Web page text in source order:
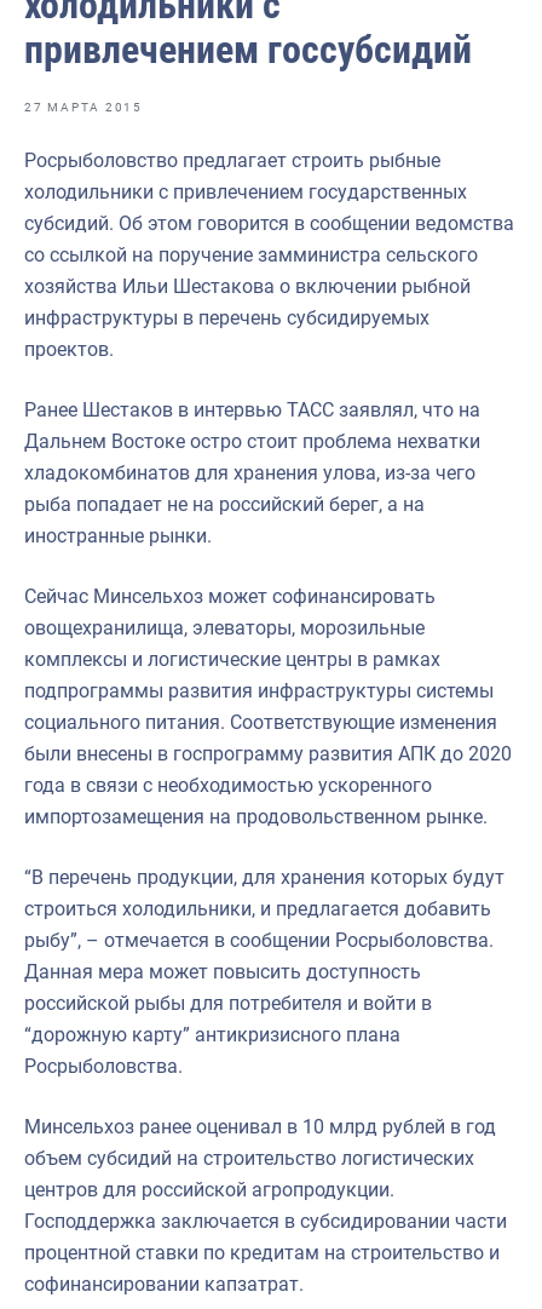
Отраслевые СМИ
Выставки и конференции
Научно-практическая литература
Рыбоохрана России
Отрасль в цифрах
Инфографика
Большая африканская экспедиция
привлечением госсубсидий
27 МАРТА 2015
Росрыболовство предлагает строить рыбные
холодильники с привлечением государственных
субсидий. Об этом говорится в сообщении ведомства
со ссылкой на поручение замминистра сельского
хозяйства Ильи Шестакова о включении рыбной
инфраструктуры в перечень субсидируемых
проектов.
Ранее Шестаков в интервью ТАСС заявлял, что на
Дальнем Востоке остро стоит проблема нехватки
хладокомбинатов для хранения улова, из-за чего
рыба попадает не на российский берег, а на
иностранные рынки.
Сейчас Минсельхоз может софинансировать
овощехранилища, элеваторы, морозильные
комплексы и логистические центры в рамках
подпрограммы развития инфраструктуры системы
социального питания. Соответствующие изменения
были внесены в госпрограмму развития АПК до 2020
года в связи с необходимостью ускоренного
импортозамещения на продовольственном рынке.
“В перечень продукции, для хранения которых будут
строиться холодильники, и предлагается добавить
рыбу”, – отмечается в сообщении Росрыболовства.
Данная мера может повысить доступность
российской рыбы для потребителя и войти в
“дорожную карту” антикризисного плана
Росрыболовства.
Минсельхоз ранее оценивал в 10 млрд рублей в год
объем субсидий на строительство логистических
центров для российской агропродукции.
Господдержка заключается в субсидировании части
процентной ставки по кредитам на строительство и
софинансировании капзатрат.